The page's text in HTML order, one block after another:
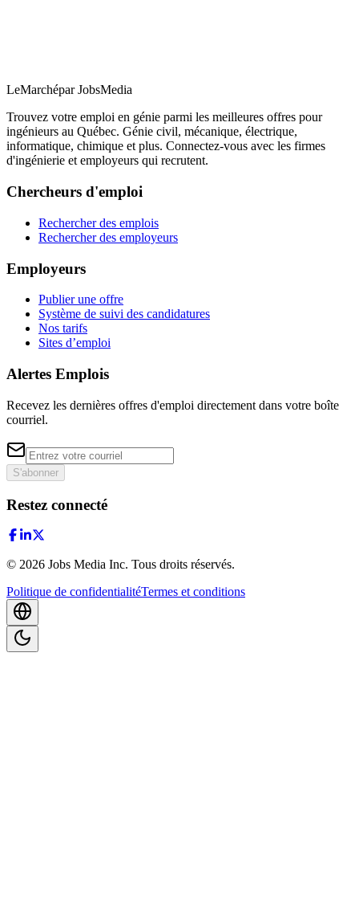
LeMarchépar JobsMedia
Trouvez votre emploi en génie parmi les meilleures offres pour
ingénieurs au Québec. Génie civil, mécanique, électrique,
informatique, chimique et plus. Connectez-vous avec les firmes
d'ingénierie et employeurs qui recrutent.
Chercheurs d'emploi
Rechercher des emplois
Rechercher des employeurs
Employeurs
Publier une offre
Système de suivi des candidatures
Nos tarifs
Sites d’emploi
Alertes Emplois
Recevez les dernières offres d'emploi directement dans votre boîte
courriel.
S'abonner
Restez connecté
© 2026 Jobs Media Inc. Tous droits réservés.
Politique de confidentialitéTermes et conditions